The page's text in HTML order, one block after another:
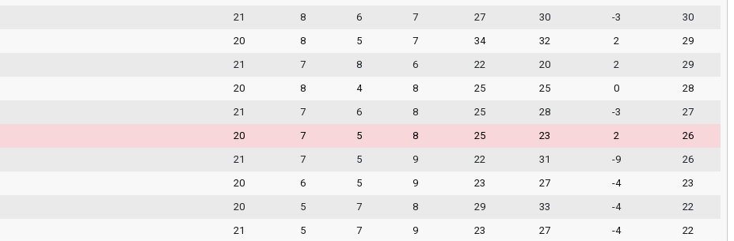
21 8 6 7 27 30 -3
30
20 8 5 7 34 32 2
29
21 7 8 6 22 20 2
29
20 8 4 8 25 25 0
28
21 7 6 8 25 28 -3
27
20 7 5 8 25 23 2
26
21 7 5 9 22 31 -9
26
20 6 5 9 23 27 -4
23
20 5 7 8 29 33 -4
22
21 5 7 9 23 27 -4
22